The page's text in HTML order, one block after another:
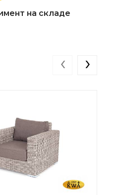
на складе
‹ ›